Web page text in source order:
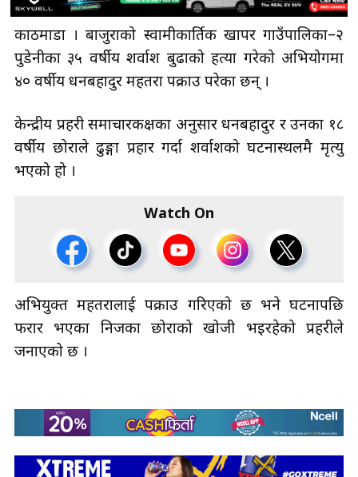
काठमाडौँ । बाजुराको स्वामीकार्तिक खापर गाउँपालिका–२
पुडेनीका ३५ वर्षीय शर्वाश बुढाको हत्या गरेको अभियोगमा
४० वर्षीय धनबहादुर महतरा पक्राउ परेका छन् ।
केन्द्रीय प्रहरी समाचारकक्षका अनुसार धनबहादुर र उनका १८
वर्षीय छोराले ढुङ्गा प्रहार गर्दा शर्वाशको घटनास्थलमै मृत्यु
भएको हो ।
Watch On
अभियुक्त महतरालाई पक्राउ गरिएको छ भने घटनापछि
फरार भएका निजका छोराको खोजी भइरहेको प्रहरीले
जनाएको छ ।